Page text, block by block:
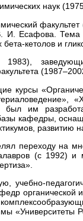
наук
И. Есафова. Тема
кетолов и
1983),
курсы
был им
кафедры,
развитию
переходу на
(с 1992)
учебно-